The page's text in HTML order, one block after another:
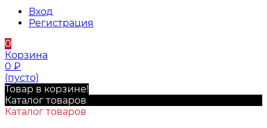
Вход
Регистрация
0
Корзина
0 ₽
(пусто)
Товар в корзине!
Каталог товаров
Каталог товаров